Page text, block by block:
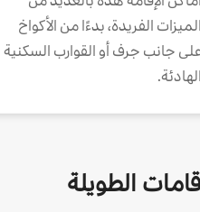
الميزات الفريدة، بدءًا من الأكواخ
جانب جرف أو القوارب السكنية
الهادئة.
الطويلة